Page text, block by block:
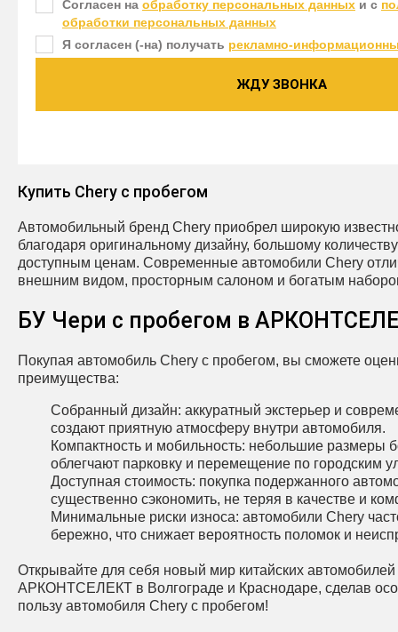
Согласен на обработку персональных данных и c
обработки персональных данных
Я согласен (-на) получать рекламно-
ЖДУ ЗВОНКА
Купить Chery с пробегом
Автомобильный бренд Chery приобрел широкую
благодаря оригинальному дизайну, большому
доступным ценам. Современные автомобили Chery
внешним видом, просторным салоном и богатым
БУ Чери с пробегом в
Покупая автомобиль Chery с пробегом, вы сможете
преимущества:
Собранный дизайн: аккуратный экстерьер и
создают приятную атмосферу внутри автомобиля.
Компактность и мобильность: небольшие размеры
облегчают парковку и перемещение по городским
Доступная стоимость: покупка подержанного
существенно сэкономить, не теряя в качестве и
Минимальные риски износа: автомобили Chery
бережно, что снижает вероятность поломок и
Открывайте для себя новый мир китайских автомобилей
АРКОНТСЕЛЕКТ в Волгограде и Краснодаре, сделав
пользу автомобиля Chery с пробегом!